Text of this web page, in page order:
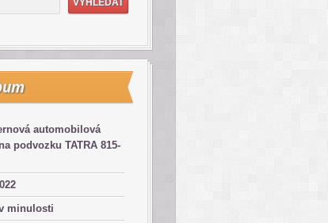
automobilová
podvozku TATRA 815-
minulosti